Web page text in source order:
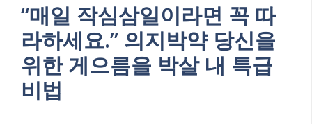
“매일 작심삼일이라면 꼭 따
라하세요.” 의지박약 당신을
위한 게으름을 박살 내 특급
비법